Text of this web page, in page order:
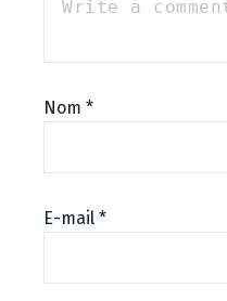
Nom *
E-mail *